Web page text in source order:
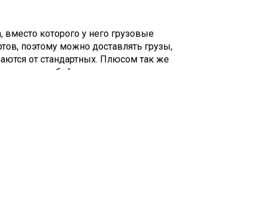
вместо которого у него грузовые
поэтому можно доставлять грузы,
от стандартных. Плюсом так же
с любой стороны, а так же